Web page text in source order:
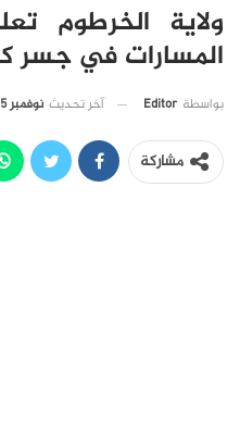
ولاية الخرطوم
المسارات في جسر
بواسطة Editor آخر تحديث نوفمبر 5, 2022
مشاركة